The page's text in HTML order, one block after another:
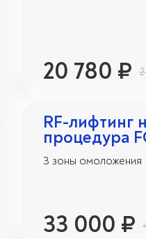
20 780 ₽
RF-лифтинг
процедура
3 зоны омоложения
33 000 ₽